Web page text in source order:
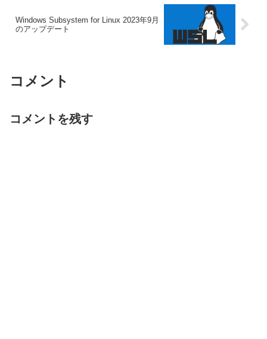
Windows Subsystem for Linux 2023年9月
のアップデート
コメント
コメントを残す